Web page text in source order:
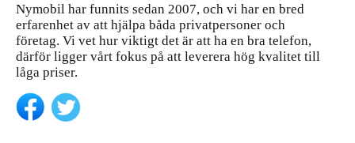
Nymobil har funnits sedan 2007, och vi har en bred
erfarenhet av att hjälpa båda privatpersoner och
företag. Vi vet hur viktigt det är att ha en bra telefon,
därför ligger vårt fokus på att leverera hög kvalitet till
låga priser.